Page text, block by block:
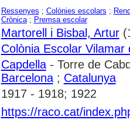
Ressenyes ; Colònies escolars ;
Crònica; Premsa escolar
Martorell i Bisbal, Artur
Colònia Escolar Vilamar
Capdella- Torre de
Barcelona; Catalunya
1917 - 1918; 1922
https://raco.cat/